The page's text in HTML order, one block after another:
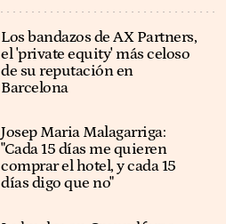
Los bandazos de AX Partners,
el 'private equity' más celoso
de su reputación en
Barcelona
​​Josep Maria Malagarriga:
"Cada 15 días me quieren
comprar el hotel, y cada 15
días digo que no"